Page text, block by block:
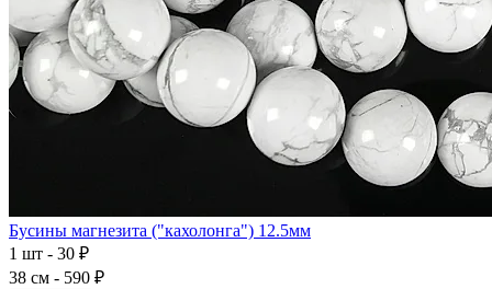
Бусины магнезита ("кахолонга") 12.5мм
1 шт - 30 ₽
38 см - 590 ₽